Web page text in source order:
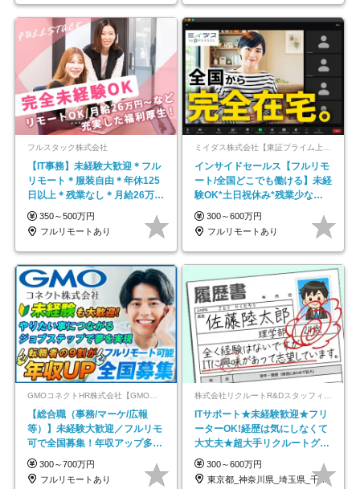
フルスタック株式会社
【IT事務】未経験大歓迎＊フル
リモート＊服装自由＊年休125
日以上＊残業なし＊月給26万円
以上
350～500万円
フルリモートあり
ミイダス株式会社【東証プライム上場パーソルグループ】
インサイドセールス【フルリモ
ート/全国どこでも働ける】未経
験OK*土日祝休み*残業少なめ*
在宅勤務手当あり
300～600万円
フルリモートあり
GMOコネクトHR株式会社【GMOインターネットグループ】
【総合職（事務/マーケ/広報
等）】未経験大歓迎／フルリモ
可で全国募集！年収アップ多数
★年休最大130日★
300～700万円
フルリモートあり
ITサポート★未経験歓迎★フリ
ーターOK!経歴は気にしなくて
大丈夫★超大手リクルートグル
ープの正社員/sg
300～600万円
東京都_神奈川県_埼玉県_千葉県_大阪府…